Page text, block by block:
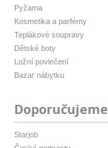
Pyžama
Kosmetika a parfémy
Teplákové soupravy
Dětské boty
Ložní povlečení
Bazar nábytku
Doporučujeme
Starjob